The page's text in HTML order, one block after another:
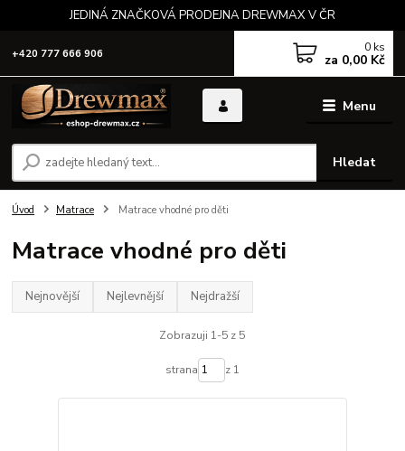
JEDINÁ ZNAČKOVÁ PRODEJNA DREWMAX V ČR
Menu
Hledat
+420 777 666 906 0 ks
za 0,00 Kč
Úvod Matrace Matrace vhodné pro děti
Matrace vhodné pro děti
Nejnovější Nejlevnější Nejdražší
Zobrazuji 1-5 z 5
strana z 1